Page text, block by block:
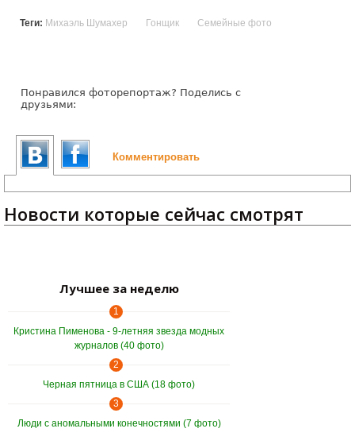
Теги: Михаэль Шумахер Гонщик Семейные фото
Понравился фоторепортаж? Поделись с
друзьями:
Комментировать
Новости которые сейчас смотрят
Лучшее за неделю
1
Кристина Пименова - 9-летняя звезда модных
журналов (40 фото)
2
Черная пятница в США (18 фото)
3
Люди с аномальными конечностями (7 фото)